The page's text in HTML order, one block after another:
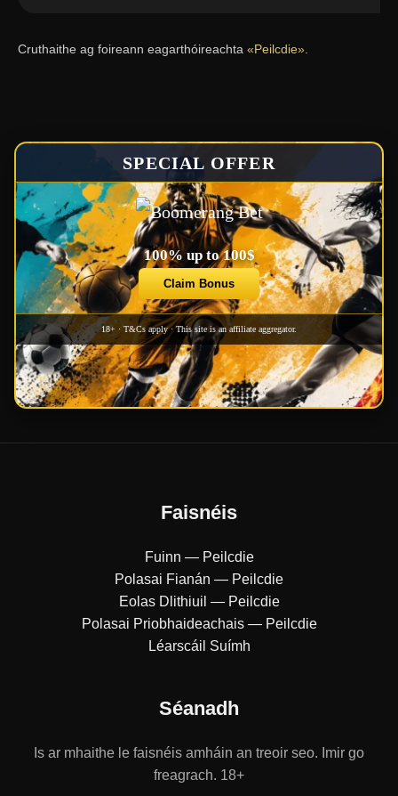
Cruthaithe ag foireann eagarthóireachta «Peilcdie».
SPECIAL OFFER
100% up to 100$
Claim Bonus
18+ · T&Cs apply · This site is an affiliate aggregator.
Faisnéis
Fuinn — Peilcdie
Polasai Fianán — Peilcdie
Eolas Dlithiuil — Peilcdie
Polasai Priobhaideachais — Peilcdie
Léarscáil Suímh
Séanadh
Is ar mhaithe le faisnéis amháin an treoir seo. Imir go
freagrach. 18+